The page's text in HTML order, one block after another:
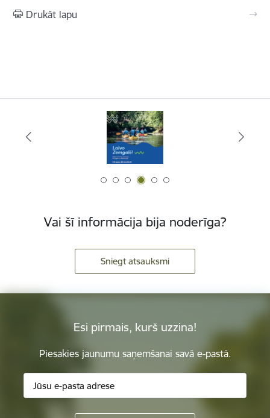
Drukāt lapu
Vai šī informācija bija noderīga?
Sniegt atsauksmi
Esi pirmais, kurš uzzina!
Piesakies jaunumu saņemšanai savā e-pastā.